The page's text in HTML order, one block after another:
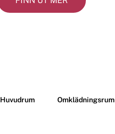
Huvudrum Omklädningsrum